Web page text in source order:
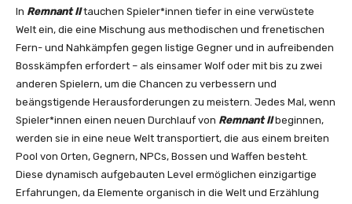
In Remnant IItauchen Spieler*innen tiefer in eine verwüstete
Welt ein, die eine Mischung aus methodischen und frenetischen
Fern- und Nahkämpfen gegen listige Gegner und in aufreibenden
Bosskämpfen erfordert – als einsamer Wolf oder mit bis zu zwei
anderen Spielern, um die Chancen zu verbessern und
beängstigende Herausforderungen zu meistern. Jedes Mal, wenn
Spieler*innen einen neuen Durchlauf von Remnant IIbeginnen,
werden sie in eine neue Welt transportiert, die aus einem breiten
Pool von Orten, Gegnern, NPCs, Bossen und Waffen besteht.
Diese dynamisch aufgebauten Level ermöglichen einzigartige
Erfahrungen, da Elemente organisch in die Welt und Erzählung